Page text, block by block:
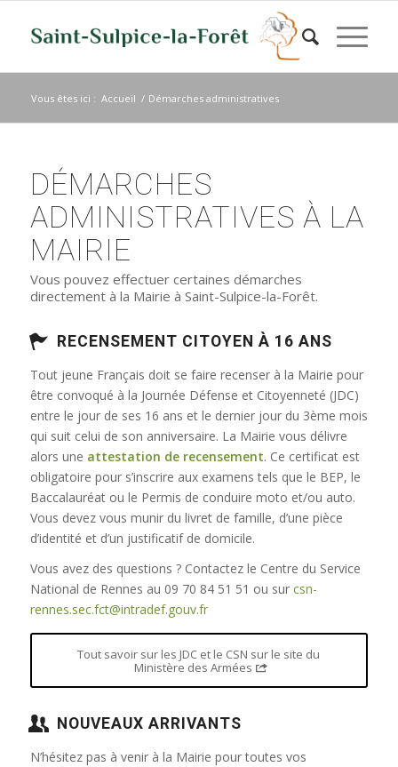
Vous êtes ici : Accueil / Démarches administratives
DÉMARCHES
ADMINISTRATIVES À LA
MAIRIE
Vous pouvez effectuer certaines démarches
directement à la Mairie à Saint-Sulpice-la-Forêt.
RECENSEMENT CITOYEN À 16 ANS
Tout jeune Français doit se faire recenser à la Mairie pour
être convoqué à la Journée Défense et Citoyenneté (JDC)
entre le jour de ses 16 ans et le dernier jour du 3ème mois
qui suit celui de son anniversaire. La Mairie vous délivre
alors une attestation de recensement. Ce certificat est
obligatoire pour s’inscrire aux examens tels que le BEP, le
Baccalauréat ou le Permis de conduire moto et/ou auto.
Vous devez vous munir du livret de famille, d’une pièce
d’identité et d’un justificatif de domicile.
Vous avez des questions ? Contactez le Centre du Service
National de Rennes au 09 70 84 51 51 ou sur csn-
rennes.sec.fct@intradef.gouv.fr
Tout savoir sur les JDC et le CSN sur le site du
Ministère des Armées
NOUVEAUX ARRIVANTS
N’hésitez pas à venir à la Mairie pour toutes vos